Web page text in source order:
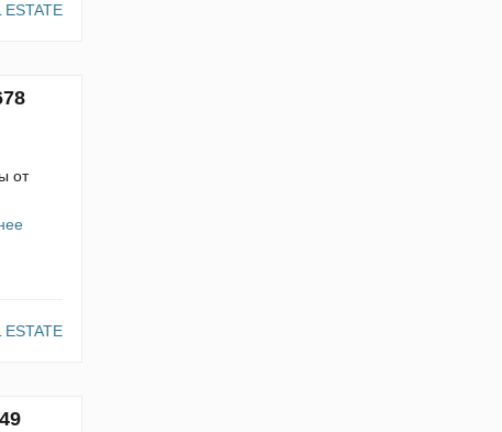
ESTATE
от
ESTATE